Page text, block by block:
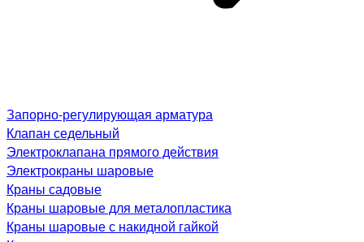
Запорно-регулирующая арматура
Клапан седельный
Электроклапана прямого действия
Электрокраны шаровые
Краны садовые
Краны шаровые для металопластика
Краны шаровые с накидной гайкой